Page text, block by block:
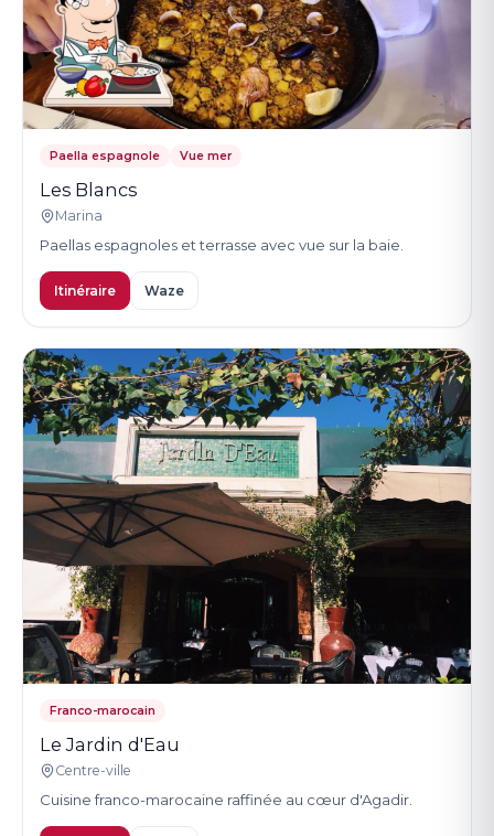
Paella espagnole Vue mer
Les Blancs
Marina
Paellas espagnoles et terrasse avec vue sur la baie.
Itinéraire Waze
Franco-marocain
Le Jardin d'Eau
Centre-ville
Cuisine franco-marocaine raffinée au cœur d'Agadir.